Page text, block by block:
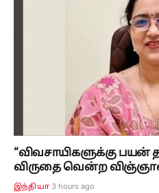
“விவசாயிகளுக்கு பயன்
விருதை வென்ற
இந்தியா 3 hours ago